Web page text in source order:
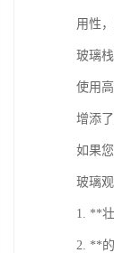
用性
玻璃
使用
增添
如果
玻璃
1. **
2. **